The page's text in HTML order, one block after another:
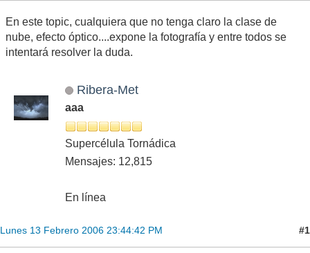
En este topic, cualquiera que no tenga claro la clase de
nube, efecto óptico....expone la fotografía y entre todos se
intentará resolver la duda.
Ribera-Met
aaa
Supercélula Tornádica
Mensajes: 12,815
En línea
Lunes 13 Febrero 2006 23:44:42 PM #1